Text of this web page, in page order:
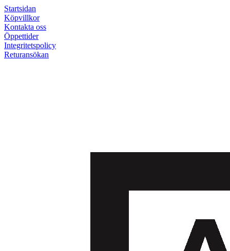
Startsidan
Köpvillkor
Kontakta oss
Öppettider
Integritetspolicy
Returansökan